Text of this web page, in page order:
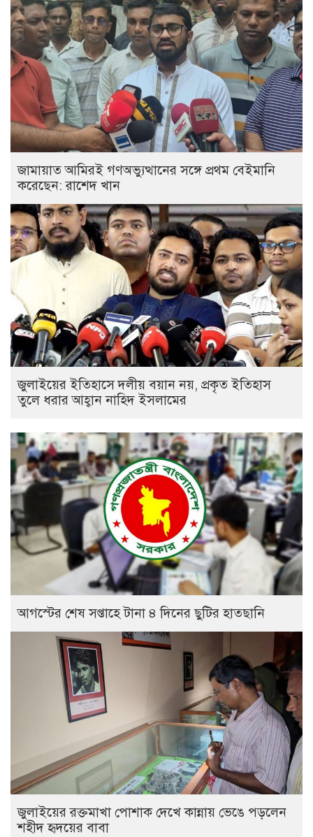
জামায়াত আমিরই গণঅভ্যুত্থানের সঙ্গে প্রথম বেইমানি
করেছেন: রাশেদ খান
জুলাইয়ের ইতিহাসে দলীয় বয়ান নয়, প্রকৃত ইতিহাস
তুলে ধরার আহ্বান নাহিদ ইসলামের
আগস্টের শেষ সপ্তাহে টানা ৪ দিনের ছুটির হাতছানি
জুলাইয়ের রক্তমাখা পোশাক দেখে কান্নায় ভেঙে পড়লেন
শহীদ হৃদয়ের বাবা